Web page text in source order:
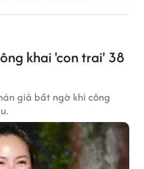
khai 'con trai' 38
giả bất ngờ khi công